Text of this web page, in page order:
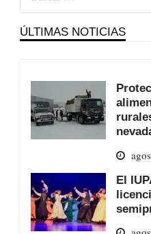
ÚLTIMAS NOTICIAS
El